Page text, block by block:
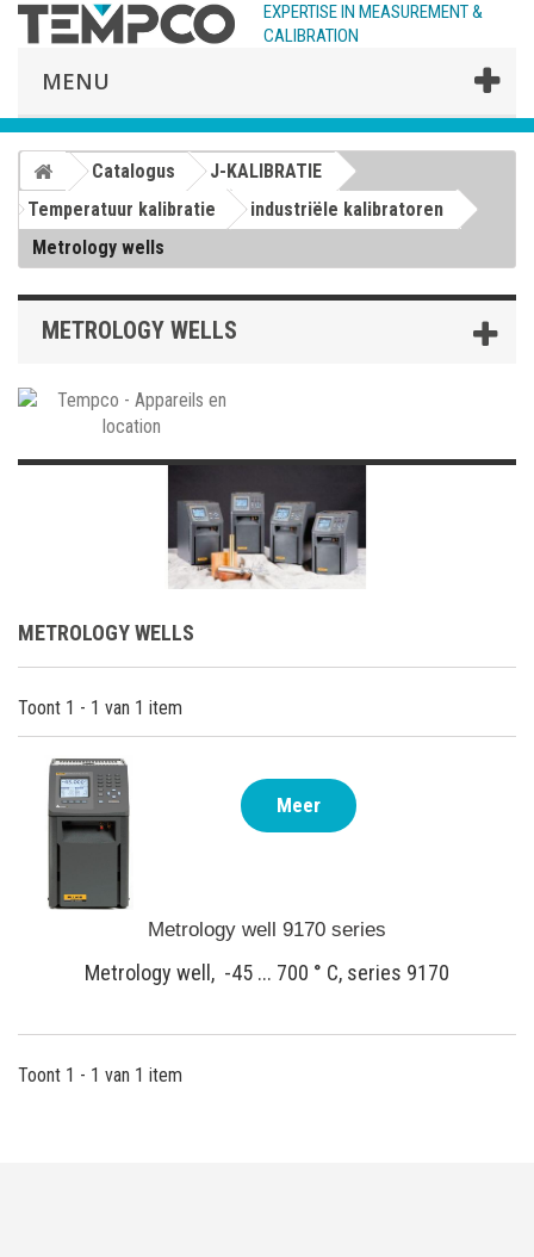
EXPERTISE IN MEASUREMENT &
CALIBRATION
MENU
Catalogus
J-KALIBRATIE
Temperatuur kalibratie
industriële kalibratoren
Metrology wells
METROLOGY WELLS
METROLOGY WELLS
Toont 1 - 1 van 1 item
Metrology well 9170 series
Metrology well, -45 ... 700 ° C, series 9170
Meer
Toont 1 - 1 van 1 item